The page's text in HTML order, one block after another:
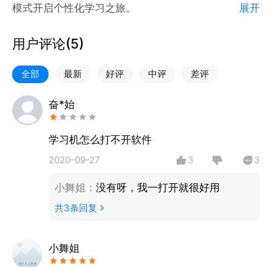
模式开启个性化学习之旅。
重综合素质培育。
【学习功能】
线上云课堂：线上数字化课堂高效学习
线下精品课：线下白板块数字化课堂
【功能特点】
●分阶内容：科学分龄选取校内外资源，适配各阶段学
子，稳步推进学习。
●全科覆盖：精准囊括全学科书籍，持续更新，知识无
●场景闭环：预习、学习、复习衔接成环，螺旋上升，
●高效体验：精准定位，高效练习复习，省时省力，效
果显著。
展开
用户评论(5)
全部 最新 好评 中评 差评
奋*始
学习机怎么打不开软件
2020-09-27 3 3
小舞姐 ： 没有呀，我一打开就很好用
共3条回复
小舞姐